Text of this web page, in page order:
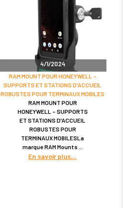
4/1/2024
RAM MOUNT POUR HONEYWELL –
SUPPORTS ET STATIONS D'ACCUEIL
ROBUSTES POUR TERMINAUX MOBILES
RAM MOUNT POUR
HONEYWELL – SUPPORTS
ET STATIONS D'ACCUEIL
ROBUSTES POUR
TERMINAUX MOBILESLa
marque RAM Mounts
En savoir plus